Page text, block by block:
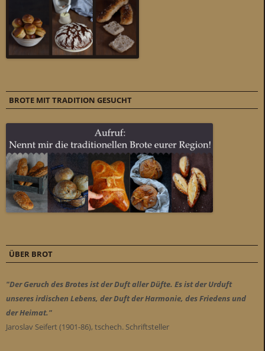
BROTE MIT TRADITION GESUCHT
ÜBER BROT
"Der Geruch des Brotes ist der Duft aller Düfte. Es ist der Urduft
unseres irdischen Lebens, der Duft der Harmonie, des Friedens und
der Heimat."
Jaroslav Seifert (1901-86), tschech. Schriftsteller